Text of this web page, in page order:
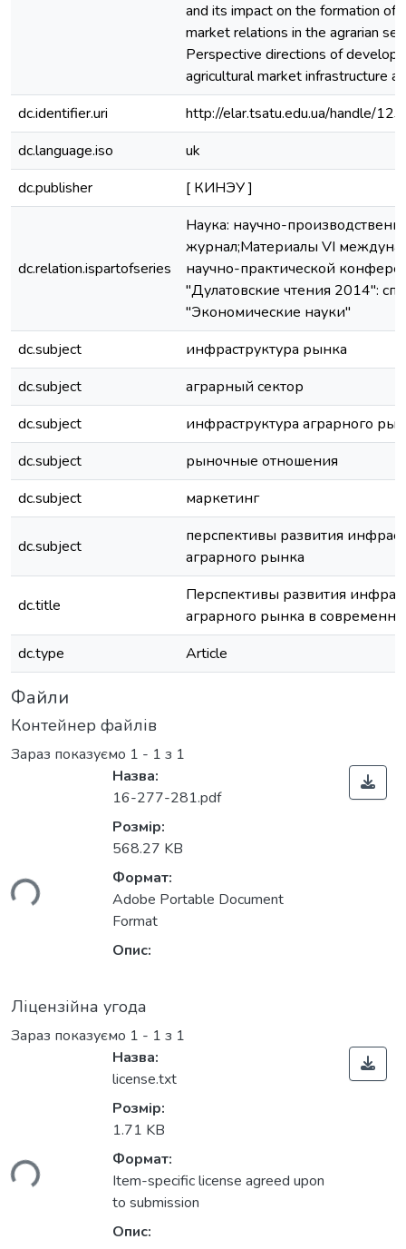
and its impact on the formation of
market relations in the agrarian
Perspective directions of
agricultural market infrastructure
dc.identifier.uri
http://elar.tsatu.edu.ua/handle/
dc.language.iso
uk
dc.publisher
[ КИНЭУ ]
dc.relation.ispartofseries
Наука: научно-
журнал;Материалы VI
научно-практической
"Дулатовские чтения 2014":
"Экономические науки"
dc.subject
инфраструктура рынка
dc.subject
аграрный сектор
dc.subject
инфраструктура аграрного
dc.subject
рыночные отношения
dc.subject
маркетинг
dc.subject
перспективы развития
аграрного рынка
dc.title
Перспективы развития
аграрного рынка в
dc.type
Article
Файли
Контейнер файлів
Зараз показуємо 1 - 1 з 1
Назва:
16-277-281.pdf
Розмір:
568.27 KB
Формат:
Adobe Portable Document
Format
Опис:
Ліцензійна угода
Зараз показуємо 1 - 1 з 1
Назва:
license.txt
Розмір:
1.71 KB
Формат:
Item-specific license agreed upon
to submission
Опис: